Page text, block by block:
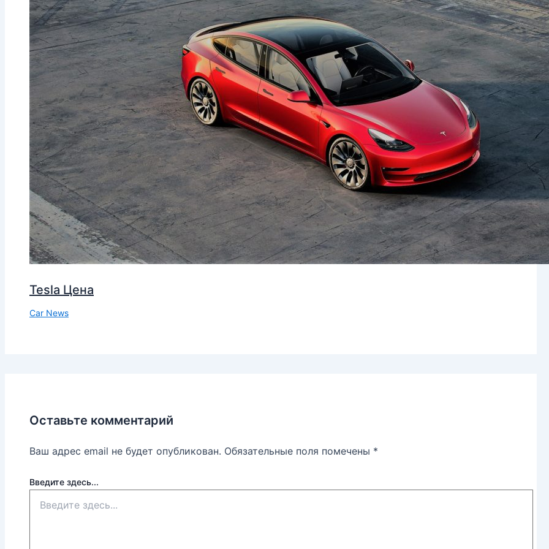
Tesla Цена
Car News
Оставьте комментарий
Ваш адрес email не будет опубликован. Обязательные поля помечены *
Введите здесь...